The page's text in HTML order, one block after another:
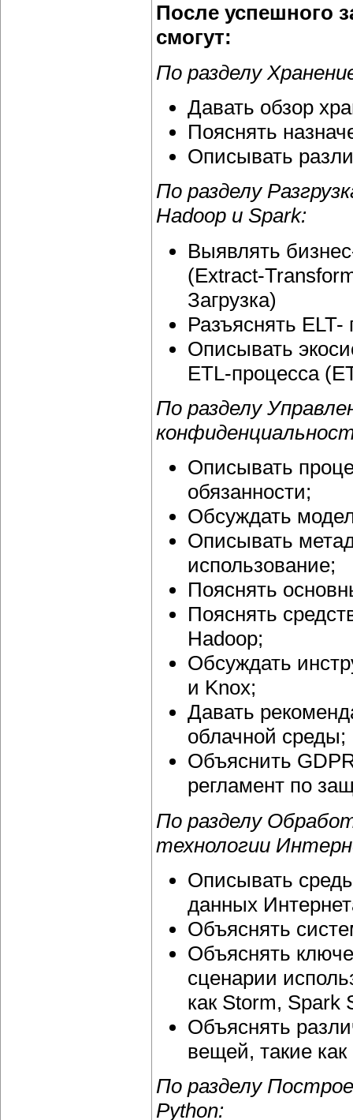
После успешного
смогут:
По разделу
Давать обзор
Пояснять
Описывать
По разделу
Hadoop и Spark:
Выявлять
(Extract-
Загрузка)
Разъяснять
Описывать
ETL-процесса
По разделу
Описывать
обязанности;
Обсуждать
Описывать
использование;
Пояснять
Пояснять
Hadoop;
Обсуждать
и Knox;
Давать
облачной среды;
Объяснить
регламент по
По разделу
технологии
Описывать
данных
Объяснять
Объяснять
сценарии
как Storm, Spark
Объяснять
вещей, такие
По разделу
Python: